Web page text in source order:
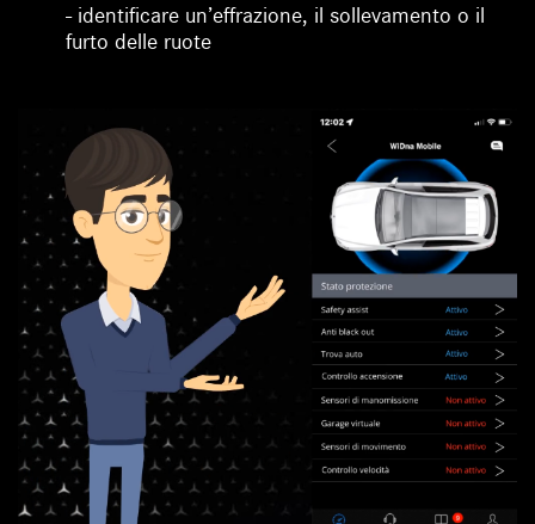
- identificare un’effrazione, il sollevamento o il
furto delle ruote